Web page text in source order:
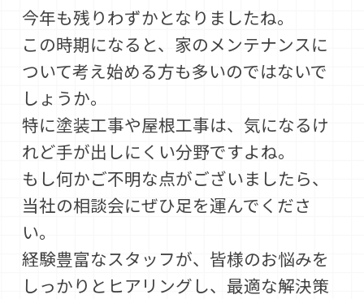
今年も残りわずかとなりましたね。
この時期になると、家のメンテナンスに
ついて考え始める方も多いのではないで
しょうか。
特に塗装工事や屋根工事は、気になるけ
れど手が出しにくい分野ですよね。
もし何かご不明な点がございましたら、
当社の相談会にぜひ足を運んでくださ
い。
経験豊富なスタッフが、皆様のお悩みを
しっかりとヒアリングし、最適な解決策